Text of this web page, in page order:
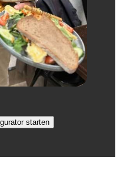
starten